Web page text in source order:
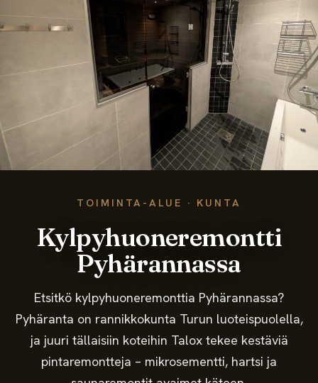
Artikkelit
Laskuri
Meistä
TOIMINTA-ALUE · KUNTA
Kylpyhuoneremontti
Pyhärannassa
Etsitkö kylpyhuoneremonttia Pyhärannassa?
Pyhäranta on rannikkokunta Turun luoteispuolella,
ja juuri tällaisiin koteihin Talox tekee kestäviä
pintaremontteja – mikrosementti, hartsi ja